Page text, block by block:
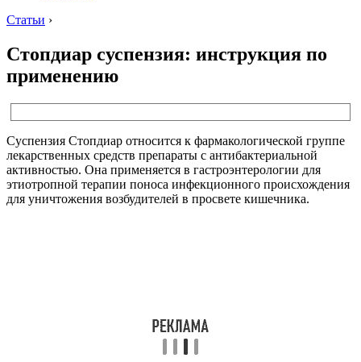
Статьи ›
Стопдиар суспензия: инструкция по
применению
Суспензия Стопдиар относится к фармакологической группе
лекарственных средств препараты с антибактериальной
активностью. Она применяется в гастроэнтерологии для
этиотропной терапии поноса инфекционного происхождения
для уничтожения возбудителей в просвете кишечника.